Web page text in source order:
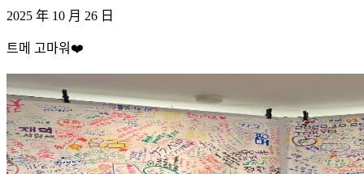
2025 年 10 月 26 日
트메 고마워❤️